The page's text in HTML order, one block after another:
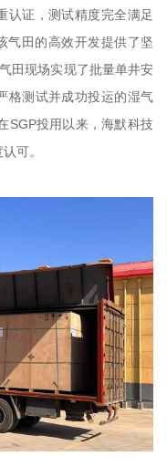
认证，测试精度完全满足
气田的高效开发提供了坚
田现场实现了批量单井安
格测试并成功投运的湿气
SGP投用以来，海默科技
可。